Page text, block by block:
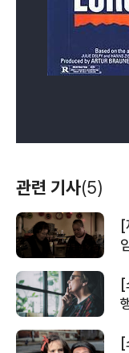
관련 기사(5)
[
[
[